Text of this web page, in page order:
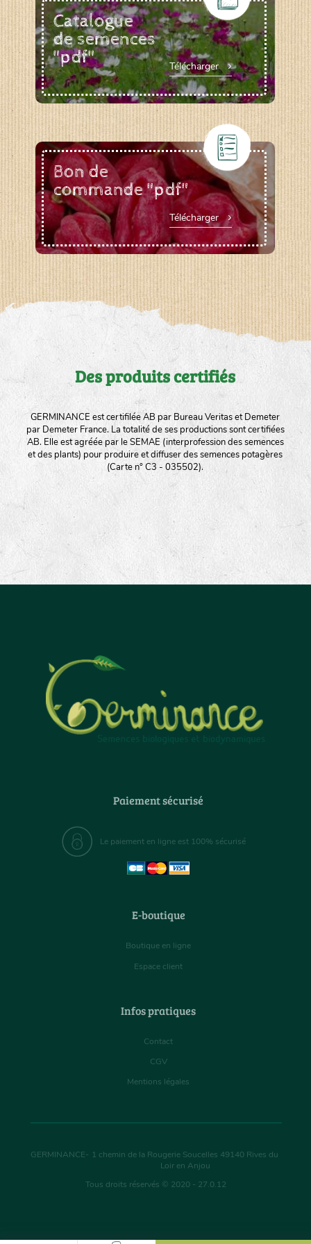
Catalogue
de semences
"pdf"
Télécharger
Bon de
commande "pdf"
Télécharger
Des produits certifiés
GERMINANCE est certifilée AB par Bureau Veritas et Demeter
par Demeter France. La totalité de ses productions sont certifiées
AB. Elle est agréée par le SEMAE (interprofession des semences
et des plants) pour produire et diffuser des semences potagères
(Carte n° C3 - 035502).
Paiement sécurisé
Le paiement en ligne est 100% sécurisé
E-boutique
Boutique en ligne
Espace client
Infos pratiques
Contact
CGV
Mentions légales
GERMINANCE- 1 chemin de la Rougerie Soucelles 49140 Rives du
Loir en Anjou
Tous droits réservés © 2020 - 27.0.12